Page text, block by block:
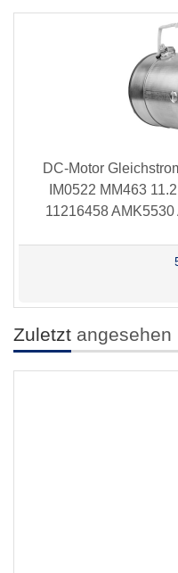
DC-Motor
IM0522 MM463
11216458
Zuletzt angesehen